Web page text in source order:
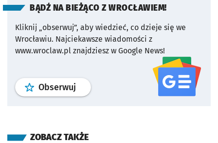
BĄDŹ NA BIEŻĄCO Z WROCŁAWIEM!
Kliknij „obserwuj”, aby wiedzieć, co dzieje się we
Wrocławiu. Najciekawsze wiadomości z
www.wroclaw.pl znajdziesz w Google News!
Obserwuj profil serwisu
ZOBACZ TAKŻE